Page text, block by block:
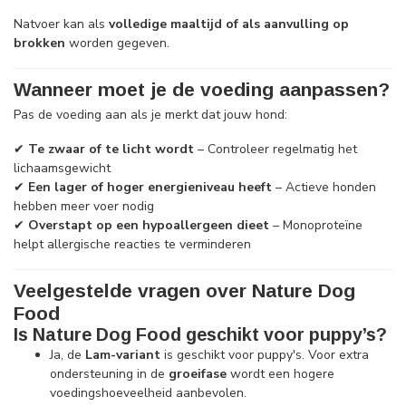
Natvoer kan als volledige maaltijd of als aanvulling op
brokken worden gegeven.
Wanneer moet je de voeding aanpassen?
Pas de voeding aan als je merkt dat jouw hond:
✔ Te zwaar of te licht wordt – Controleer regelmatig het
lichaamsgewicht
✔ Een lager of hoger energieniveau heeft – Actieve honden
hebben meer voer nodig
✔ Overstapt op een hypoallergeen dieet – Monoproteïne
helpt allergische reacties te verminderen
Veelgestelde vragen over Nature Dog
Food
Is Nature Dog Food geschikt voor puppy’s?
Ja, de Lam-variant is geschikt voor puppy's. Voor extra
ondersteuning in de groeifase wordt een hogere
voedingshoeveelheid aanbevolen.